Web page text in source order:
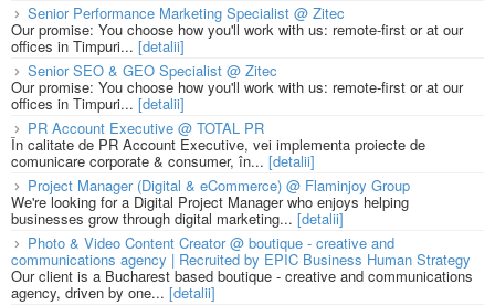
Senior Performance Marketing Specialist @ Zitec
Our promise: You choose how you'll work with us: remote-first or at our
offices in Timpuri... [detalii]
Senior SEO & GEO Specialist @ Zitec
Our promise: You choose how you'll work with us: remote-first or at our
offices in Timpuri... [detalii]
PR Account Executive @ TOTAL PR
În calitate de PR Account Executive, vei implementa proiecte de
comunicare corporate & consumer, în... [detalii]
Project Manager (Digital & eCommerce) @ Flaminjoy Group
We're looking for a Digital Project Manager who enjoys helping
businesses grow through digital marketing... [detalii]
Photo & Video Content Creator @ boutique - creative and
communications agency | Recruited by EPIC Business Human Strategy
Our client is a Bucharest based boutique - creative and communications
agency, driven by one... [detalii]